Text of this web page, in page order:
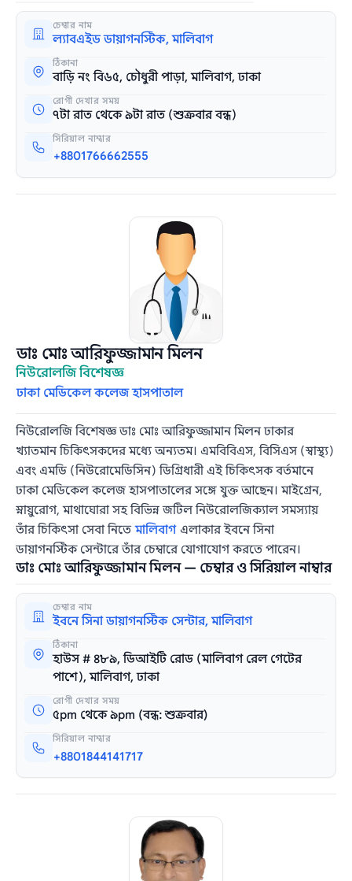
চেম্বার নাম
ল্যাবএইড ডায়াগনস্টিক, মালিবাগ
ঠিকানা
বাড়ি নং বি৬৫, চৌধুরী পাড়া, মালিবাগ, ঢাকা
রোগী দেখার সময়
৭টা রাত থেকে ৯টা রাত (শুক্রবার বন্ধ)
সিরিয়াল নাম্বার
+8801766662555
ডাঃ মোঃ আরিফুজ্জামান মিলন
নিউরোলজি বিশেষজ্ঞ
ঢাকা মেডিকেল কলেজ হাসপাতাল
নিউরোলজি বিশেষজ্ঞ ডাঃ মোঃ আরিফুজ্জামান মিলন ঢাকার
খ্যাতমান চিকিৎসকদের মধ্যে অন্যতম। এমবিবিএস, বিসিএস (স্বাস্থ্য)
এবং এমডি (নিউরোমেডিসিন) ডিগ্রিধারী এই চিকিৎসক বর্তমানে
ঢাকা মেডিকেল কলেজ হাসপাতালের সঙ্গে যুক্ত আছেন। মাইগ্রেন,
স্নায়ুরোগ, মাথাঘোরা সহ বিভিন্ন জটিল নিউরোলজিক্যাল সমস্যায়
তাঁর চিকিৎসা সেবা নিতেমালিবাগ এলাকার ইবনে সিনা
ডায়াগনস্টিক সেন্টারে তাঁর চেম্বারে যোগাযোগ করতে পারেন।
ডাঃ মোঃ আরিফুজ্জামান মিলন — চেম্বার ও সিরিয়াল নাম্বার
চেম্বার নাম
ইবনে সিনা ডায়াগনস্টিক সেন্টার, মালিবাগ
ঠিকানা
হাউস # ৪৮৯, ডিআইটি রোড (মালিবাগ রেল গেটের
পাশে), মালিবাগ, ঢাকা
রোগী দেখার সময়
৫pm থেকে ৯pm (বন্ধ: শুক্রবার)
সিরিয়াল নাম্বার
+8801844141717